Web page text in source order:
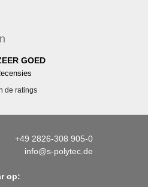
GOED
de ratings
+49 2826-308 905-0
info@s-polytec.de
op: